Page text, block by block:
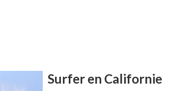
Surfer en Californie